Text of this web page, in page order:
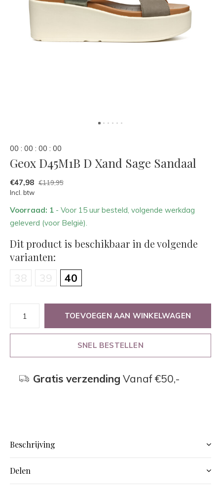
00 : 00 : 00 : 00
Geox D45M1B D Xand Sage Sandaal
€47,98 €119,95
Incl. btw
Voorraad: 1 - Voor 15 uur besteld, volgende werkdag
geleverd (voor België).
Dit product is beschikbaar in de volgende
varianten:
38 39 40
TOEVOEGEN AAN WINKELWAGEN
SNEL BESTELLEN
Gratis verzending Vanaf €50,-
Beschrijving
Delen